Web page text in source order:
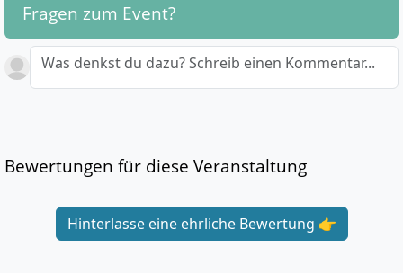
Fragen zum Event?
Was denkst du dazu? Schreib einen Kommentar...
Bewertungen für diese Veranstaltung
Hinterlasse eine ehrliche Bewertung 👉